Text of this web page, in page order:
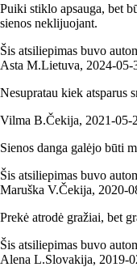
Puiki stiklo apsauga, bet
sienos neklijuojant.
Šis atsiliepimas buvo
Asta M.Lietuva,
Nesupratau kiek atsparus
Vilma B.Čekija,
Sienos danga galėjo būti
Šis atsiliepimas buvo
Maruška V.Čekija,
Prekė atrodė gražiai, bet
Šis atsiliepimas buvo
Alena L.Slovakija,